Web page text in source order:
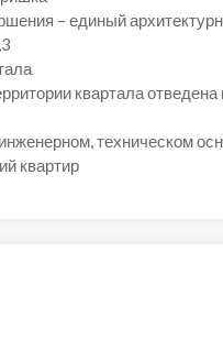
– единый
квартала
техническом
квартир